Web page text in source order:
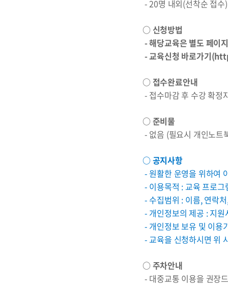
- 20명 내외(선착순 접수)
○ 신청방법
- 해당교육은 별도 페이
- 교육신청 바로가기(
○ 접수완료안내
- 접수마감 후 수강 확정
○ 준비물
- 없음 (필요시 개인노
○ 공지사항
- 원활한 운영을 위하여
- 이용목적 : 교육 프로
- 수집범위 : 이름, 연락
- 개인정보의 제공 : 지
- 개인정보 보유 및 이용
- 교육을 신청하시면 위
○ 주차안내
- 대중교통 이용을 권장